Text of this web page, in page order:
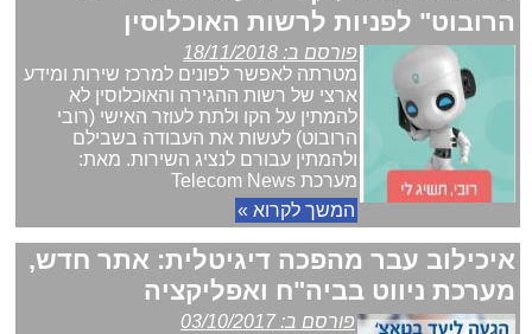
הרובוט" לפניות לרשות האוכלוסין
פורסם ב: 18/11/2018
מטרתה לאפשר לפונים למרכז שירות ומידע
ארצי של רשות ההגירה והאוכלוסין לא
להמתין על הקו ולתת לעוזר האישי (רובי
הרובוט) לעשות את העבודה בשבילם
ולהמתין עבורם לנציג השירות. מאת:
מערכת Telecom News
המשך לקרוא »
איכילוב עבר מהפכה דיגיטלית: אתר חדש,
מערכת ניווט בביה"ח ואפליקציה
פורסם ב: 03/10/2017